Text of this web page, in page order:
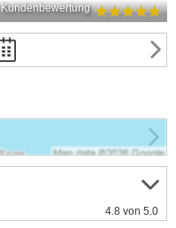
Kundenbewertung
4.8 von 5.0